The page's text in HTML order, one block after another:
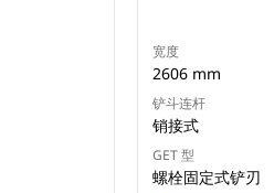
宽度
2606 mm
铲斗连杆
销接式
GET 型
螺栓固定式铲刃